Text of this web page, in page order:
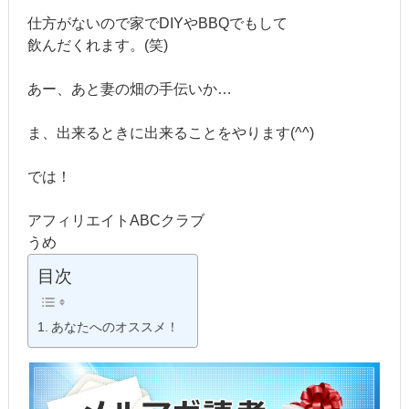
仕方がないので家でDIYやBBQでもして
飲んだくれます。(笑)
あー、あと妻の畑の手伝いか…
ま、出来るときに出来ることをやります(^^)
では！
アフィリエイトABCクラブ
うめ
目次
あなたへのオススメ！